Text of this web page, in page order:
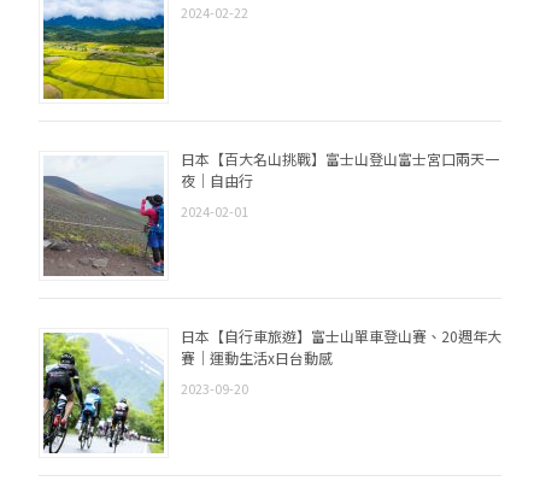
2024-02-22
日本【百大名山挑戰】富士山登山富士宮口兩天一
夜｜自由行
2024-02-01
日本【自行車旅遊】富士山單車登山賽、20週年大
賽｜運動生活x日台動感
2023-09-20